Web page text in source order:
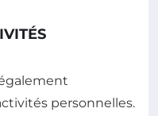
personnelles.